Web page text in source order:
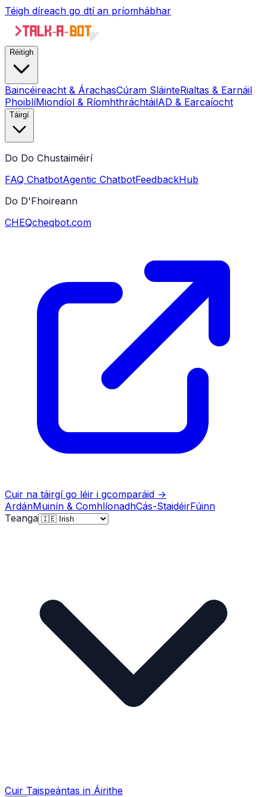
Téigh díreach go dtí an príomhábhar
Réitigh
Baincéireacht & ÁrachasCúram SláinteRialtas & Earnáil
PhoiblíMiondíol & RíomhthráchtáilAD & Earcaíocht
Táirgí
Do Do Chustaiméirí
FAQ ChatbotAgentic ChatbotFeedbackHub
Do D'Fhoireann
CHEQcheqbot.com
Cuir na táirgí go léir i gcomparáid →
ArdánMuinín & ComhlíonadhCás-StaidéirFúinn
Teanga
Cuir Taispeántas in Áirithe